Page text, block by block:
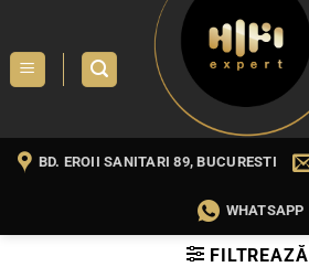
content
BD. EROII SANITARI 89, BUCURESTI
WHATSAPP
FILTREAZĂ